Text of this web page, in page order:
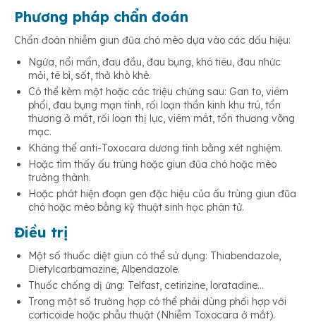
Phương pháp chẩn đoán
Chẩn đoán nhiễm giun đũa chó mèo dựa vào các dấu hiệu:
Ngứa, nổi mẩn, đau đầu, đau bụng, khó tiêu, đau nhức
mỏi, tê bì, sốt, thở khò khè.
Có thể kèm một hoặc các triệu chứng sau: Gan to, viêm
phổi, đau bụng mạn tính, rối loạn thần kinh khu trú, tổn
thương ở mắt, rối loạn thị lực, viêm mắt, tổn thương võng
mạc.
Kháng thể anti-Toxocara dương tính bằng xét nghiệm.
Hoặc tìm thấy ấu trùng hoặc giun đũa chó hoặc mèo
trưởng thành.
Hoặc phát hiện đoạn gen đặc hiệu của ấu trùng giun đũa
chó hoặc mèo bằng kỹ thuật sinh học phân tử.
Điều trị
Một số thuốc diệt giun có thể sử dụng: Thiabendazole,
Dietylcarbamazine, Albendazole.
Thuốc chống dị ứng: Telfast, cetirizine, loratadine…
Trong một số trường hợp có thể phải dùng phối hợp với
corticoide hoặc phẫu thuật (Nhiễm Toxocara ở mắt).